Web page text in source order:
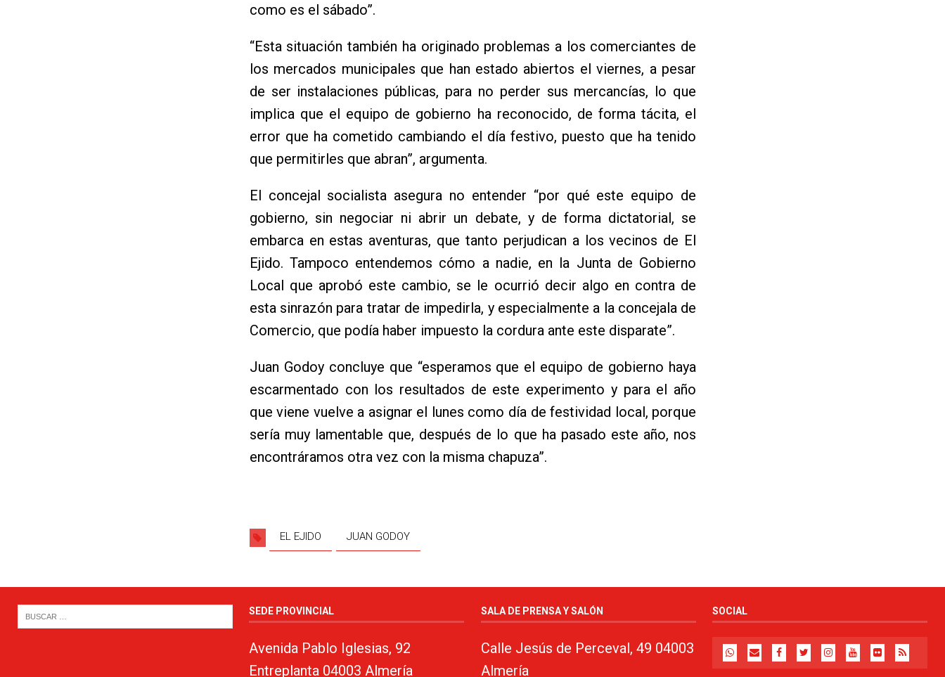
como es el sábado”.
“Esta situación también ha originado problemas a los comerciantes de
los mercados municipales que han estado abiertos el viernes, a pesar
de ser instalaciones públicas, para no perder sus mercancías, lo que
implica que el equipo de gobierno ha reconocido, de forma tácita, el
error que ha cometido cambiando el día festivo, puesto que ha tenido
que permitirles que abran”, argumenta.
El concejal socialista asegura no entender “por qué este equipo de
gobierno, sin negociar ni abrir un debate, y de forma dictatorial, se
embarca en estas aventuras, que tanto perjudican a los vecinos de El
Ejido. Tampoco entendemos cómo a nadie, en la Junta de Gobierno
Local que aprobó este cambio, se le ocurrió decir algo en contra de
esta sinrazón para tratar de impedirla, y especialmente a la concejala de
Comercio, que podía haber impuesto la cordura ante este disparate”.
Juan Godoy concluye que “esperamos que el equipo de gobierno haya
escarmentado con los resultados de este experimento y para el año
que viene vuelve a asignar el lunes como día de festividad local, porque
sería muy lamentable que, después de lo que ha pasado este año, nos
encontráramos otra vez con la misma chapuza”.
EL EJIDO JUAN GODOY
SEDE PROVINCIAL
Avenida Pablo Iglesias, 92
Entreplanta 04003 Almería
SALA DE PRENSA Y SALÓN
Calle Jesús de Perceval, 49 04003
Almería
SOCIAL